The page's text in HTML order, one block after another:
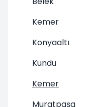
Kemer
Konyaaltı
Kundu
Kemer
Muratpaşa